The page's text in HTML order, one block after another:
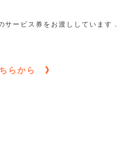
ービス券をお渡ししています．
らから 》